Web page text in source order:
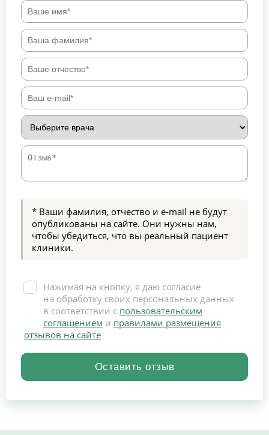
* Ваши фамилия, отчество и e-mail не будут
опубликованы на сайте. Они нужны нам,
чтобы убедиться, что вы реальный пациент
клиники.
Нажимая на кнопку, я даю согласие
на обработку своих персональных данных
в соответствии с пользовательским
соглашением и правилами размещения
отзывов на сайте